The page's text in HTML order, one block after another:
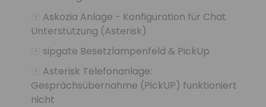
Askozia Anlage - Konfiguration für Chat
Unterstützung (Asterisk)
sipgate Besetzlampenfeld & PickUp
Asterisk Telefonanlage:
Gesprächsübernahme (PickUP) funktioniert
nicht